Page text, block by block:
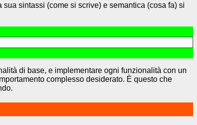
sintassi (come si scrive) e semantica (cosa fa) si
di base, e implementare ogni funzionalità con un
complesso desiderato. È questo che